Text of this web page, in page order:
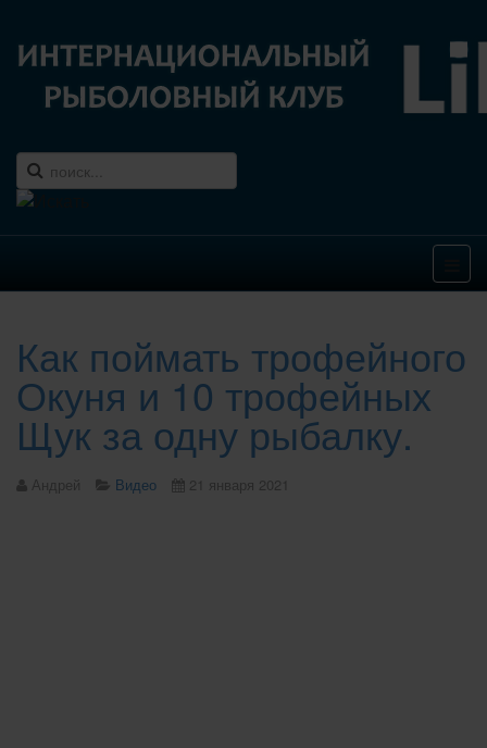
Как поймать трофейного
Окуня и 10 трофейных
Щук за одну рыбалку.
Андрей Видео 21 января 2021